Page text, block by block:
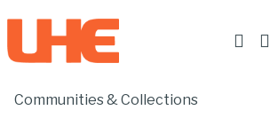
Communities & Collections
Home Statistics